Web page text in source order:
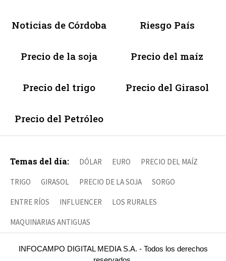
Noticias de Córdoba Riesgo País
Precio de la soja Precio del maíz
Precio del trigo Precio del Girasol
Precio del Petróleo
Temas del día: DÓLAR EURO PRECIO DEL MAÍZ
TRIGO GIRASOL PRECIO DE LA SOJA SORGO
ENTRE RÍOS INFLUENCER LOS RURALES
MAQUINARIAS ANTIGUAS
INFOCAMPO DIGITAL MEDIA S.A. - Todos los derechos